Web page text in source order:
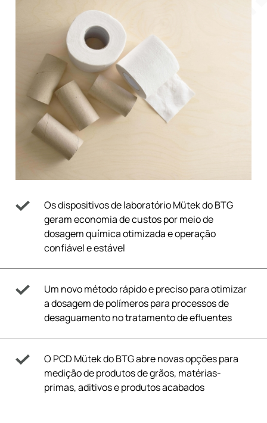
Os dispositivos de laboratório Mütek do BTG
geram economia de custos por meio de
dosagem química otimizada e operação
confiável e estável
Um novo método rápido e preciso para otimizar
a dosagem de polímeros para processos de
desaguamento no tratamento de efluentes
O PCD Mütek do BTG abre novas opções para
medição de produtos de grãos, matérias-
primas, aditivos e produtos acabados